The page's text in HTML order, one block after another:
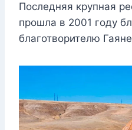
Последняя крупная
прошла в 2001 году
благотворителю